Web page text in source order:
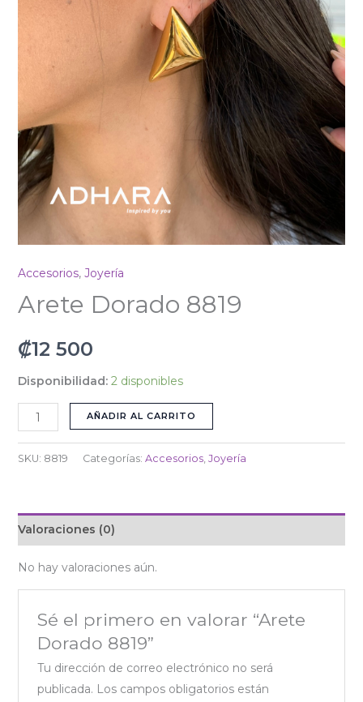
Accesorios, Joyería
Arete Dorado 8819
₡12 500
Disponibilidad: 2 disponibles
AÑADIR AL CARRITO
SKU: 8819 Categorías: Accesorios, Joyería
Valoraciones (0)
No hay valoraciones aún.
Sé el primero en valorar “Arete
Dorado 8819”
Tu dirección de correo electrónico no será
publicada. Los campos obligatorios están